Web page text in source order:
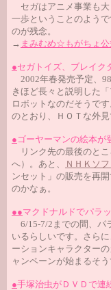
セガはアニメ事業も大
一歩ということのよう
のが残念。
→ まみむめ☆もがちょ公
●セガトイズ、ブレイク
2002年春発売予定、
きほど長々と説明した
ロボットなのだそうで
のとおり、ＨＯＴな外見
●ゴーヤーマンの絵本が
リンク先の最後のとこ
へ）。あと、
ＮＨＫソ
ンセット」の販売を再
のかなぁ。
●●マクドナルドでパラ
6/15-7/2までの間、パ
いるらしいです。さら
ーションキャラクター
ャンペーンが始まるそ
●手塚治虫がＤＶＤで連